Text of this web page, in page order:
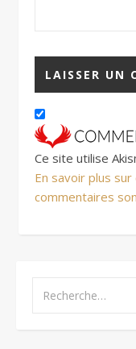
Ce site utilise
En savoir plus
commentaires